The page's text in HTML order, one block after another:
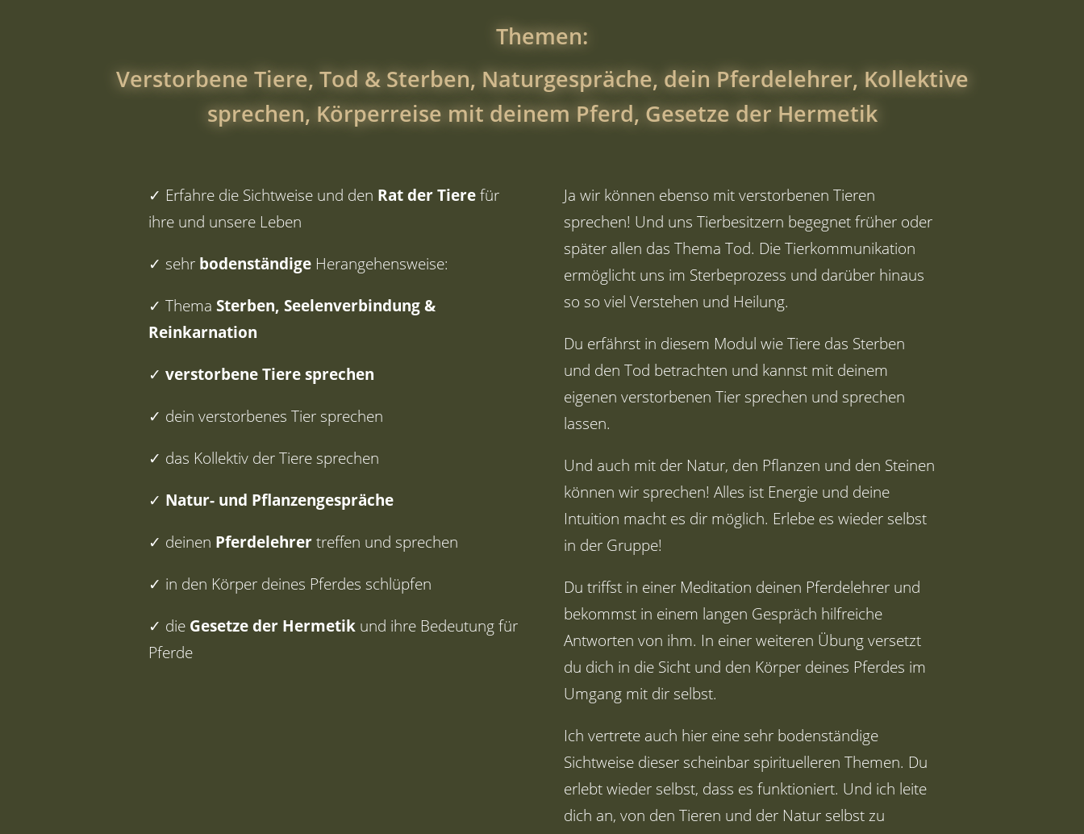
Themen:
Verstorbene Tiere, Tod & Sterben, Naturgespräche, dein Pferdelehrer, Kollektive
sprechen, Körperreise mit deinem Pferd, Gesetze der Hermetik
✓ Erfahre die Sichtweise und den Rat der Tierefür
ihre und unsere Leben
✓ sehr bodenständige Herangehensweise:
✓ Thema Sterben, Seelenverbindung &
Reinkarnation
✓verstorbene Tiere sprechen
✓ dein verstorbenes Tier sprechen
✓ das Kollektiv der Tiere sprechen
✓ Natur- und Pflanzengespräche
✓ deinen Pferdelehrertreffen und sprechen
✓ in den Körper deines Pferdes schlüpfen
✓ die Gesetze der Hermetik und ihre Bedeutung für
Pferde
Ja wir können ebenso mit verstorbenen Tieren
sprechen! Und uns Tierbesitzern begegnet früher oder
später allen das Thema Tod. Die Tierkommunikation
ermöglicht uns im Sterbeprozess und darüber hinaus
so so viel Verstehen und Heilung.
Du erfährst in diesem Modul wie Tiere das Sterben
und den Tod betrachten und kannst mit deinem
eigenen verstorbenen Tier sprechen und sprechen
lassen.
Und auch mit der Natur, den Pflanzen und den Steinen
können wir sprechen! Alles ist Energie und deine
Intuition macht es dir möglich. Erlebe es wieder selbst
in der Gruppe!
Du triffst in einer Meditation deinen Pferdelehrer und
bekommst in einem langen Gespräch hilfreiche
Antworten von ihm. In einer weiteren Übung versetzt
du dich in die Sicht und den Körper deines Pferdes im
Umgang mit dir selbst.
Ich vertrete auch hier eine sehr bodenständige
Sichtweise dieser scheinbar spirituelleren Themen. Du
erlebt wieder selbst, dass es funktioniert. Und ich leite
dich an, von den Tieren und der Natur selbst zu